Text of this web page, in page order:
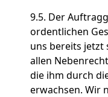
9.5. Der
ordentlichen
uns bereits jetzt
allen
die ihm durch
erwachsen. Wir